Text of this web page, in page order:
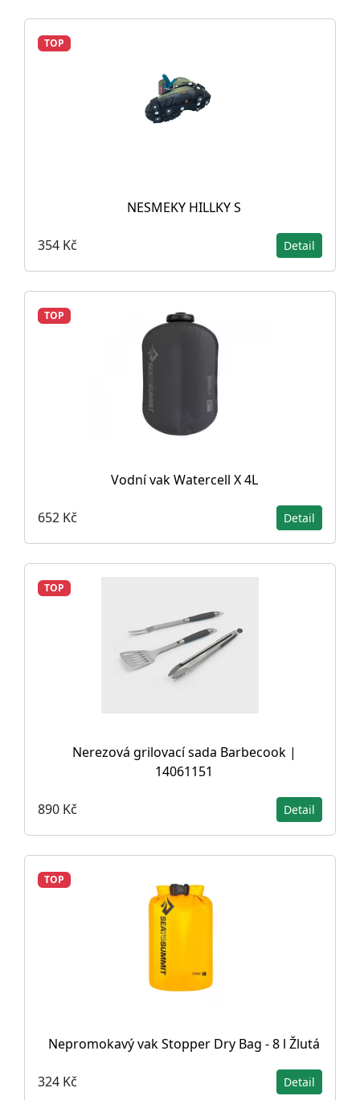
TOP
NESMEKY HILLKY S
354 Kč Detail
TOP
Vodní vak Watercell X 4L
652 Kč Detail
TOP
Nerezová grilovací sada Barbecook |
14061151
890 Kč Detail
TOP
Nepromokavý vak Stopper Dry Bag - 8 l Žlutá
324 Kč Detail